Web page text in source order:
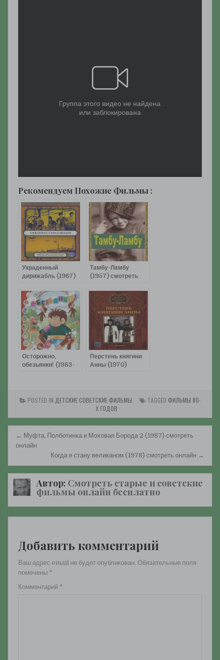
Рекомендуем Похожие Фильмы :
Украденный
дирижабль (1967)
Тамбу-Ламбу
(1957) смотреть
Осторожно,
обезьянки! (1983-
Перстень княгини
Анны (1970)
POSTED IN ДЕТСКИЕ СОВЕТСКИЕ ФИЛЬМЫ TAGGED ФИЛЬМЫ 80-
Х ГОДОВ
Навигация
по
записям
← Муфта, Полботинка и Моховая Борода 2 (1987) смотреть
онлайн
Когда я стану великаном (1978) смотреть онлайн →
Автор: Смотреть старые и советские
фильмы онлайн бесплатно
Добавить комментарий
Ваш адрес email не будет опубликован. Обязательные поля
помечены *
Комментарий *